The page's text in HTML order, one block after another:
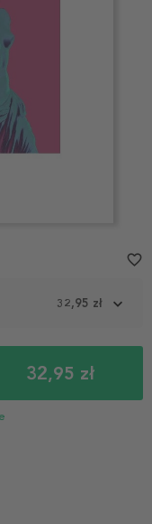
32,95 zł
32,95 zł
favorite_border